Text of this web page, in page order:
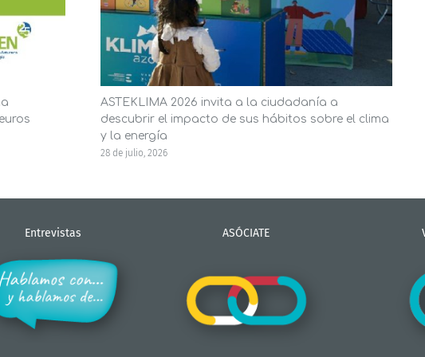
ASTEKLIMA 2026 invita a la ciudadanía a
descubrir el impacto de sus hábitos sobre el clima
y la energía
28 de julio, 2026
Entrevistas ASÓCIATE